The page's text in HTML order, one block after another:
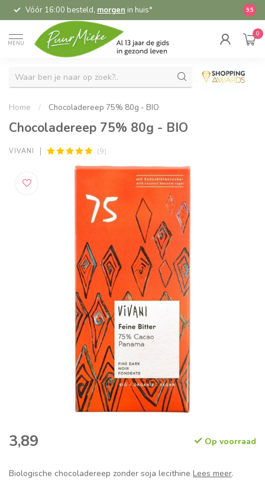
Vóór 16:00 besteld, morgen in huis* 9.5
MENU
0
Home / Chocoladereep 75% 80g - BIO
Chocoladereep 75% 80g - BIO
VIVANI (9)
3,89 Op voorraad
Biologische chocoladereep zonder soja lecithine Lees meer.